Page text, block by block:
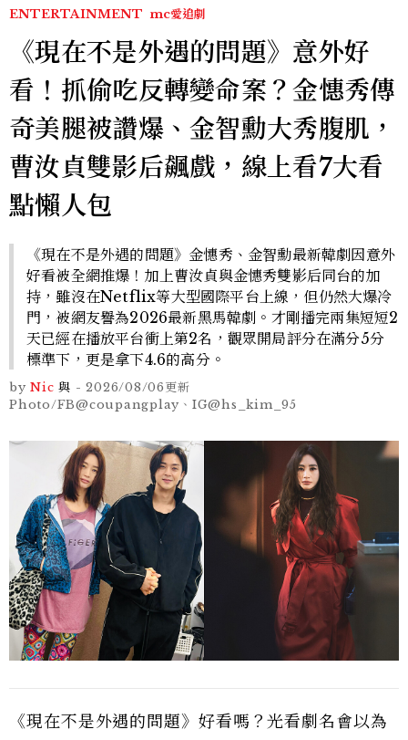
ENTERTAINMENT mc愛追劇
《現在不是外遇的問題》意外好
看！抓偷吃反轉變命案？金憓秀傳
奇美腿被讚爆、金智勳大秀腹肌，
曹汝貞雙影后飆戲，線上看7大看
點懶人包
《現在不是外遇的問題》金憓秀、金智勳最新韓劇因意外
好看被全網推爆！加上曹汝貞與金憓秀雙影后同台的加
持，雖沒在Netflix等大型國際平台上線，但仍然大爆冷
門，被網友譽為2026最新黑馬韓劇。才剛播完兩集短短2
天已經在播放平台衝上第2名，觀眾開局評分在滿分5分
標準下，更是拿下4.6的高分。
by Nic 與 -2026/08/06更新
Photo/FB@coupangplay、IG@hs_kim_95
《現在不是外遇的問題》好看嗎？光看劇名會以為